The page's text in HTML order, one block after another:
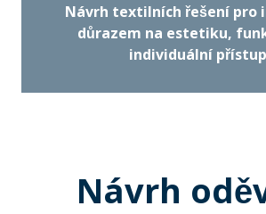
Návrh textilních řešení pro
důrazem na estetiku,
individuální
Návrh